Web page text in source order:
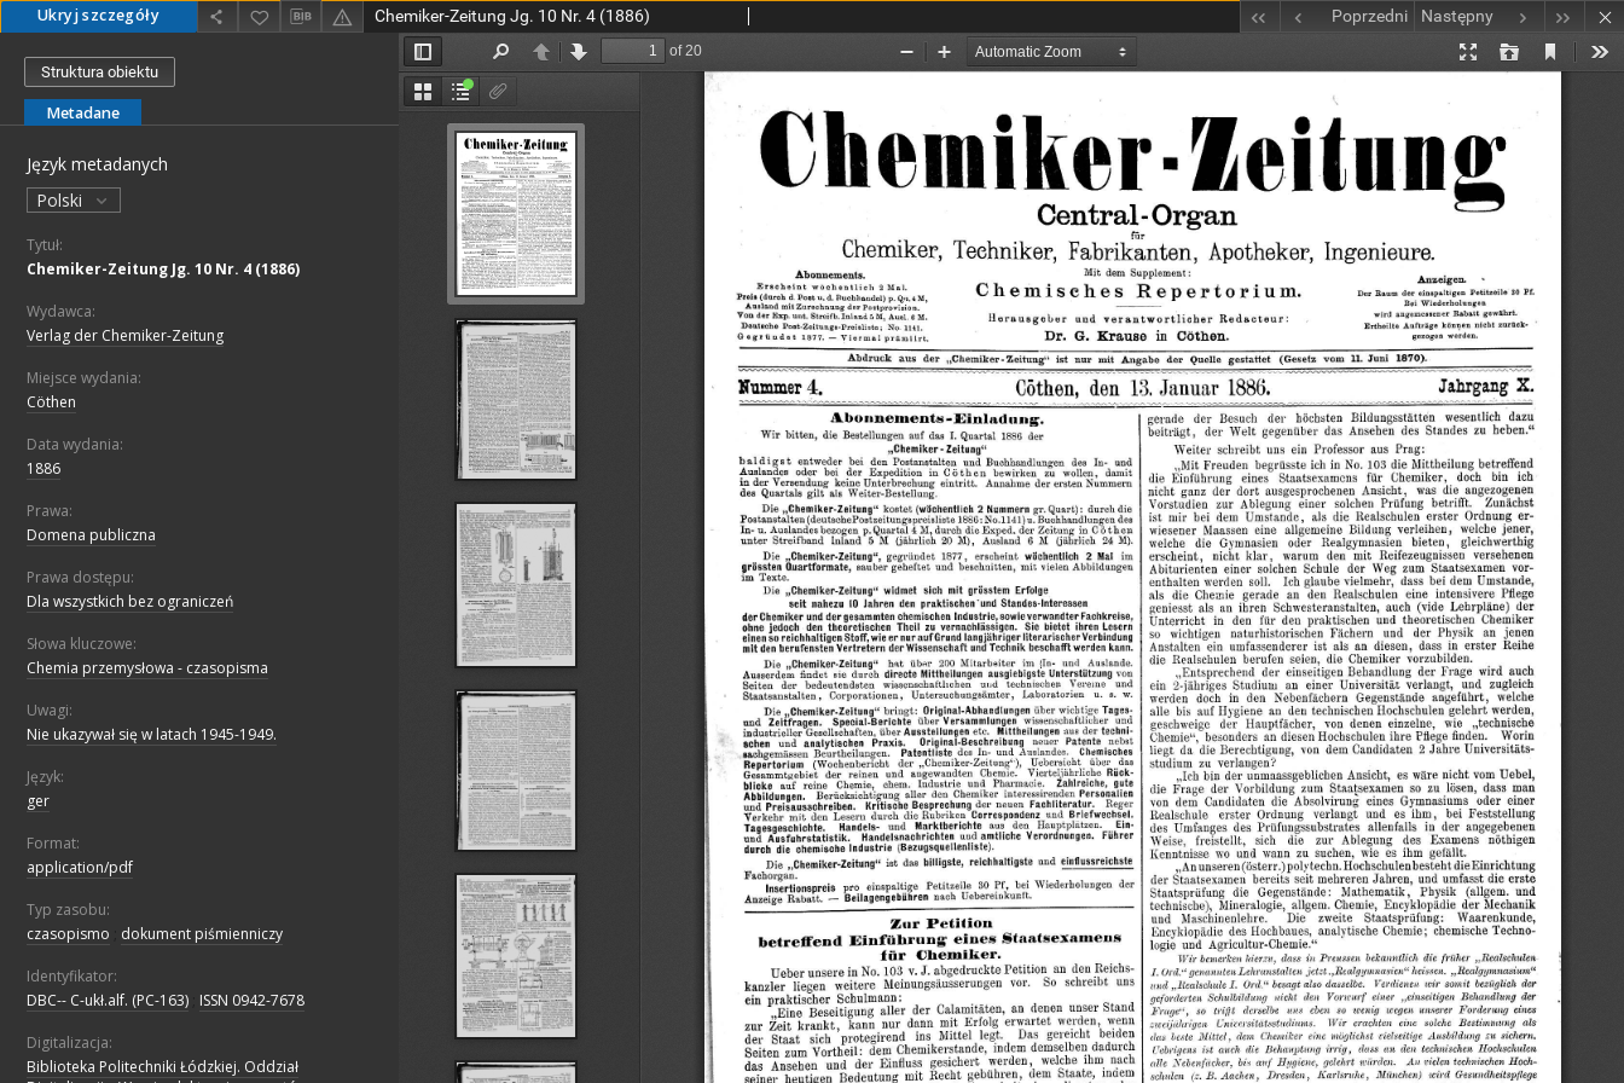
Ukryj szczegóły Chemiker-Zeitung Jg. 10 Nr. 4 (1886) Poprzedni Następny
Struktura obiektu
Metadane
Język metadanych
Polski
Tytuł:
Chemiker-Zeitung Jg. 10 Nr. 4 (1886)
Wydawca:
Verlag der Chemiker-Zeitung
Miejsce wydania:
Cöthen
Data wydania:
1886
Prawa:
Domena publiczna
Prawa dostępu:
Dla wszystkich bez ograniczeń
Słowa kluczowe:
Chemia przemysłowa - czasopisma
Uwagi:
Nie ukazywał się w latach 1945-1949.
Język:
ger
Format:
application/pdf
Typ zasobu:
czasopismo
dokument piśmienniczy
Identyfikator:
DBC-- C-ukł.alf. (PC-163) ISSN 0942-7678
Digitalizacja:
Biblioteka Politechniki Łódzkiej. Oddział